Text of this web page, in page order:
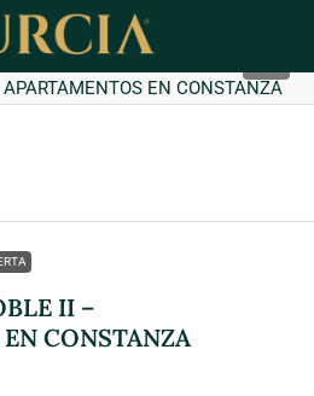
II –
CONSTANZA